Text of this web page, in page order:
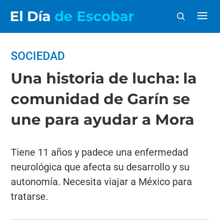
El Día de Escobar
SOCIEDAD
Una historia de lucha: la
comunidad de Garín se
une para ayudar a Mora
Tiene 11 años y padece una enfermedad
neurológica que afecta su desarrollo y su
autonomía. Necesita viajar a México para
tratarse.